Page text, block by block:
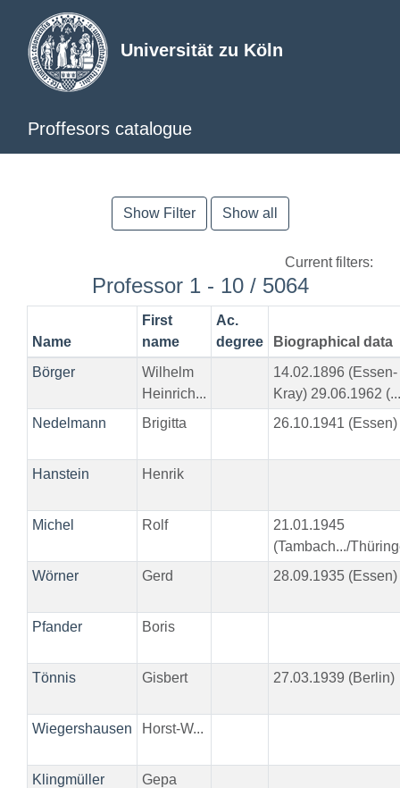
Universität zu Köln
Proffesors catalogue
Show Filter Show all
Current filters:
Professor 1 - 10 / 5064
Name
First
name
Ac.
degree
Biographical data
Börger
Wilhelm
Heinrich...
14.02.1896 (Essen-
Kray) 29.06.1962 (...
Nedelmann
Brigitta 26.10.1941 (Essen)
Hanstein Henrik
Michel Rolf
21.01.1945
(Tambach.../
Wörner
Gerd 28.09.1935 (Essen)
Pfander Boris
Tönnis Gisbert 27.03.1939 (Berlin)
Wiegershausen Horst-W...
Klingmüller Gepa